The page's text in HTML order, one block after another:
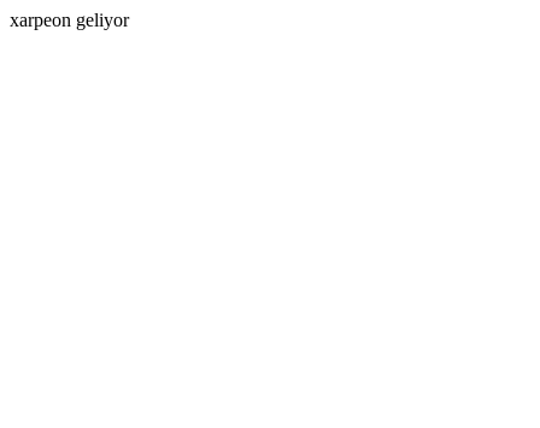
xarpeon geliyor